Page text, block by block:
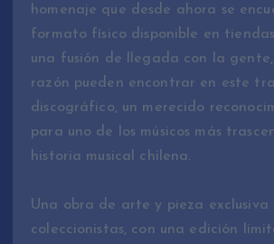
homenaje que desde ahora se
formato físico disponible en tiendas
una fusión de llegada con la
razón pueden encontrar en este
discográfico, un merecido
para uno de los músicos más
historia musical chilena.
Una obra de arte y pieza exclusiva
coleccionistas, con una edición